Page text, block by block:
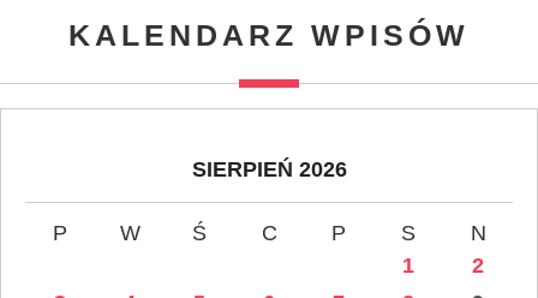
KALENDARZ WPISÓW
SIERPIEŃ 2026
P W Ś C P S
N
1
2